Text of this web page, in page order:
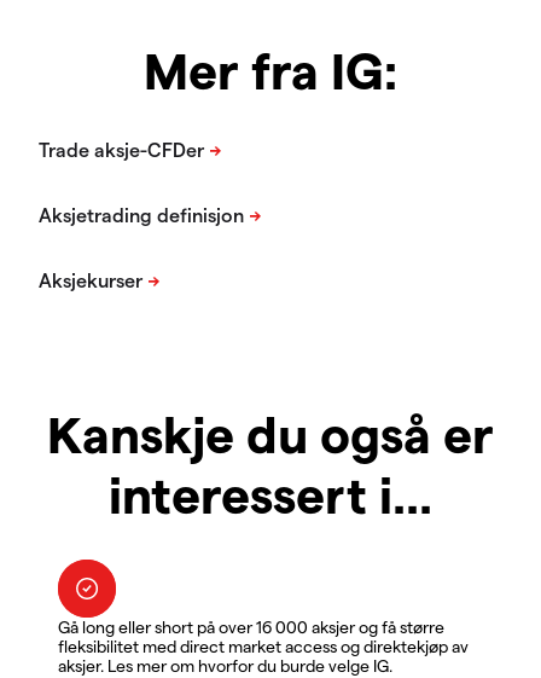
Mer fra IG:
Kanskje du også er
interessert i...
Gå long eller short på over 16 000 aksjer og få større
fleksibilitet med direct market access og direktekjøp av
aksjer. Les mer om hvorfor du burde velge IG.